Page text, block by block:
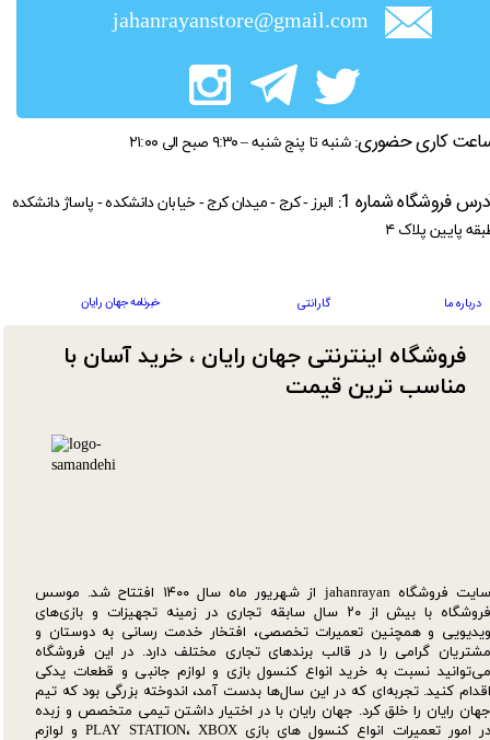
jahanrayanstore@gmail.com
سایت فروشگاه jahanrayan از شهریور ماه سال ۱۴۰۰ افتتاح شد. موسس
فروشگاه با بیش از ۲۰ سال سابقه تجاری در زمینه تجهیزات و بازی‌های
ویدیویی و همچنین تعمیرات تخصصی، افتخار خدمت رسانی به دوستان و
مشتریان گرامی را در قالب برندهای تجاری مختلف دارد. در این فروشگاه
می‌توانید نسبت به خرید انواع کنسول بازی و لوازم جانبی و قطعات یدکی‌
اقدام کنید. تجربه‌ای که در این سال‌ها بدست آمد، اندوخته بزرگی بود که تیم
جهان رایان را خلق کرد. جهان رایان با در اختیار داشتن تیمی متخصص و زبده
در امور تعمیرات انواع کنسول های بازی PLAY STATION، XBOX و لوازم
فروشگاه اینترنتی جهان رایان ، خرید آسان با
مناسب ترین قیمت​​​​​​​
کاری حضوری: شنبه تا پنج شنبه – ۹:۳۰ صبح الی ۲۱:۰۰
درباره ما گارانتی خبرنامه جهان رایان
فروشگاه شماره 1:
البرز - کرج - میدان کرج - خیابان دانشکده - پاساژ دانشکده
پایین پلاک ۴